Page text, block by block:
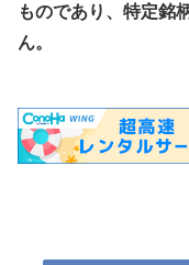
ものであり、特定銘
ん。